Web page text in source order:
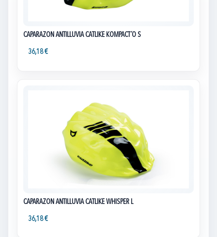
CAPARAZON ANTILLUVIA CATLIKE KOMPACT´O S
36,18 €
CAPARAZON ANTILLUVIA CATLIKE WHISPER L
36,18 €